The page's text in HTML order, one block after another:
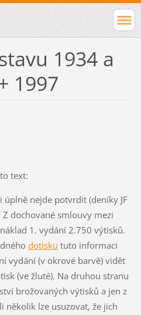
1934 a
1997
text:
úplně nejde potvrdit (deníky JF
dochované smlouvy mezi
1. vydání 2.750 výtisků.
dotisku tuto informaci
vydání (v okrové barvě) vidět
(ve žluté). Na druhou stranu
brožovaných výtisků a jen z
několik lze usuzovat, že jich